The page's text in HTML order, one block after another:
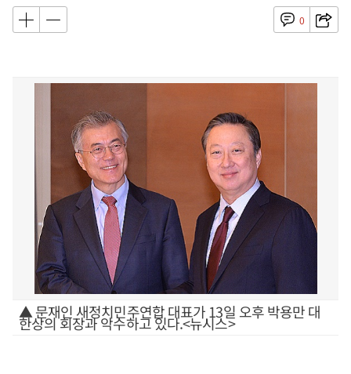
0
▲ 문재인 새정치민주연합 대표가 13일 오후 박용만 대
한상의 회장과 악수하고 있다.<뉴시스>